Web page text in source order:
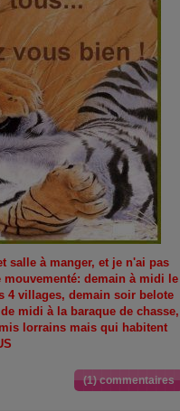
salle à manger, et je n'ai pas
mouvementé: demain à midi le
4 villages, demain soir belote
midi à la baraque de chasse,
lorrains mais qui habitent
(1) commentaires